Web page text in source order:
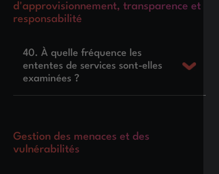
d'approvisionnement, transparence et
responsabilité
40. À quelle fréquence les
ententes de services sont-elles
examinées ?
Gestion des menaces et des
vulnérabilités